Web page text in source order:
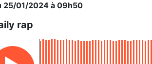
25/01/2024 à 09h50
rap